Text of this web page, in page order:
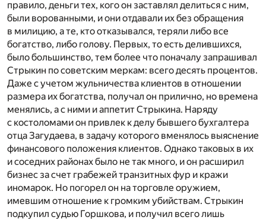
правило, деньги тех, кого он заставлял делиться с ним,
были ворованными, и они отдавали их без обращения
в милицию, а те, кто отказывался, теряли либо все
богатство, либо голову. Первых, то есть делившихся,
было большинство, тем более что поначалу запрашивал
Стрыкин по советским меркам: всего десять процентов.
Даже с учетом жульничества клиентов в отношении
размера их богатства, получал он прилично, но времена
менялись, а с ними и аппетит Стрыкина. Наряду
с костоломами он привлек к делу бывшего бухгалтера
отца Загудаева, в задачу которого вменялось выяснение
финансового положения клиентов. Однако таковых в их
и соседних районах было не так много, и он расширил
бизнес за счет грабежей транзитных фур и кражи
иномарок. Но погорел он на торговле оружием,
имевшим отношение к громким убийствам. Стрыкин
подкупил судью Горшкова, и получил всего лишь